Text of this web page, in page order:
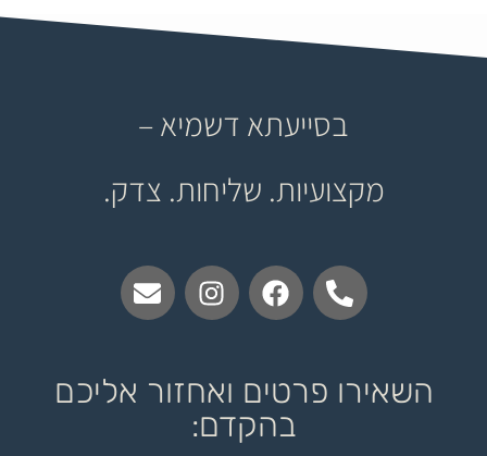
בסייעתא דשמיא –
מקצועיות. שליחות. צדק.
השאירו פרטים ואחזור אליכם
בהקדם: